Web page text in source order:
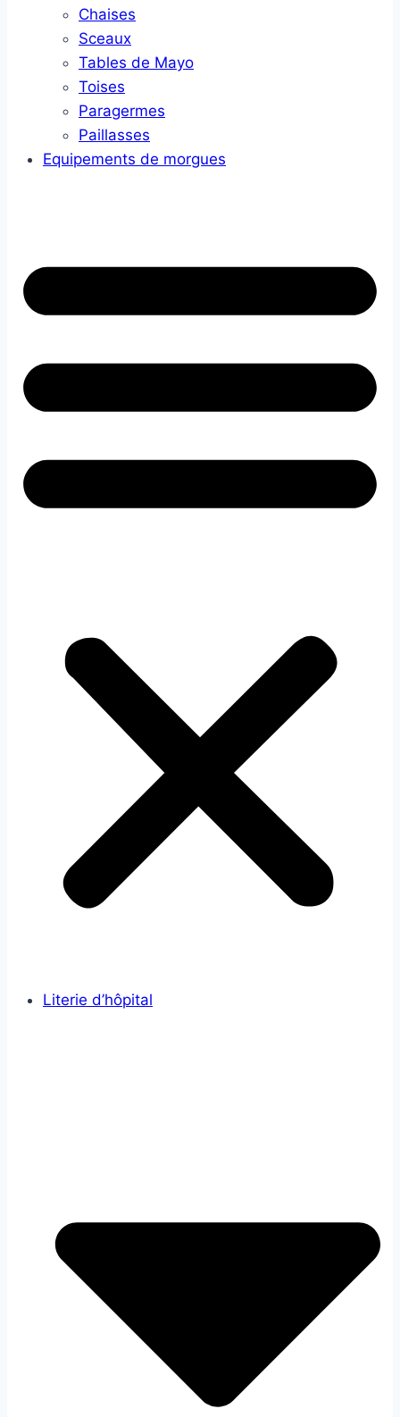
Chaises
Sceaux
Tables de Mayo
Toises
Paragermes
Paillasses
Equipements de morgues
Literie d’hôpital